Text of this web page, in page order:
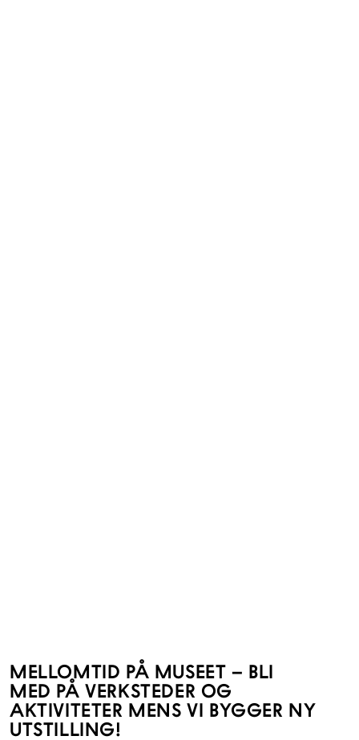
MELLOMTID PÅ MUSEET – BLI
MED PÅ VERKSTEDER OG
AKTIVITETER MENS VI BYGGER NY
UTSTILLING!